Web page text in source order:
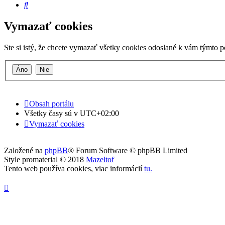
Hľadať
Vymazať cookies
Ste si istý, že chcete vymazať všetky cookies odoslané k vám týmto
Obsah portálu
Všetky časy sú v UTC+02:00
Vymazať cookies
Založené na phpBB® Forum Software © phpBB Limited
Style promaterial © 2018 Mazeltof
Tento web používa cookies, viac informáciítu.